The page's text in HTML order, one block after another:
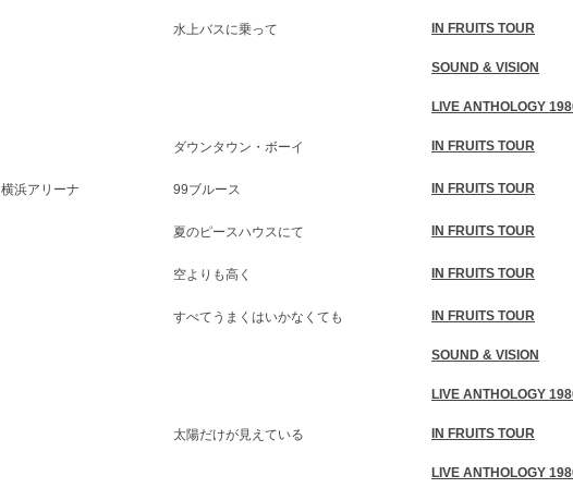
水上バスに乗って IN FRUITS TOUR
SOUND & VISION
LIVE ANTHOLOGY
ダウンタウン・ボーイ IN FRUITS TOUR
横浜アリーナ 99ブルース IN FRUITS TOUR
夏のピースハウスにて IN FRUITS TOUR
空よりも高く IN FRUITS TOUR
すべてうまくはいかなくても IN FRUITS TOUR
SOUND & VISION
LIVE ANTHOLOGY
太陽だけが見えている IN FRUITS TOUR
LIVE ANTHOLOGY